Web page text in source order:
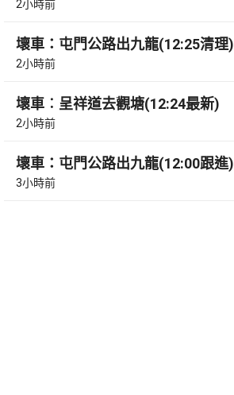
2小時前
壞車：屯門公路出九龍(12:25清理)
2小時前
壞車︰呈祥道去觀塘(12:24最新)
2小時前
壞車：屯門公路出九龍(12:00跟進)
3小時前